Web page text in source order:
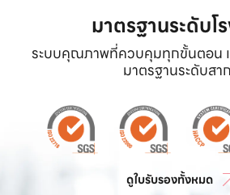
มาตรฐานระดับโ
ระบบคุณภาพที่ควบคุมทุกขั้นตอน
มาตรฐานระดับสา
ดูใบรับรองทั้งหมด